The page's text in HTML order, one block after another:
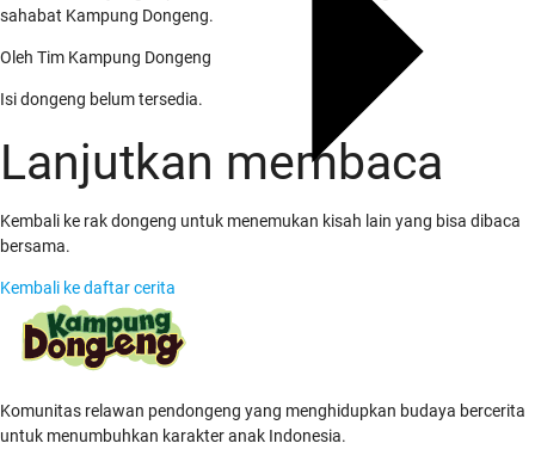
sahabat Kampung Dongeng.
Oleh Tim Kampung Dongeng
Isi dongeng belum tersedia.
Lanjutkan membaca
Kembali ke rak dongeng untuk menemukan kisah lain yang bisa dibaca
bersama.
Kembali ke daftar cerita
Komunitas relawan pendongeng yang menghidupkan budaya bercerita
untuk menumbuhkan karakter anak Indonesia.